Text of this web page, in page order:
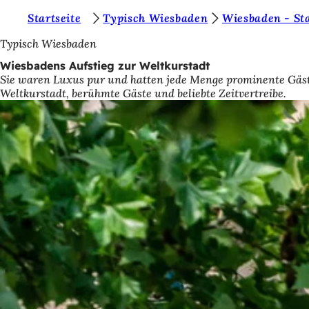
Inhalt anspringen
i
e
b
e
f
i
n
d
e
n
s
i
Startseite Typisch Wiesbaden
Wiesbaden -
Typisch Wiesbaden
Wiesbadens Aufstieg zur Weltkurstadt
Sie waren Luxus pur und hatten jede Menge prominente
Weltkurstadt, berühmte Gäste und beliebte Zeitvertreibe.